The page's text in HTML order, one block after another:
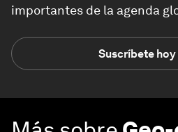
importantes de la agenda
Suscríbete hoy